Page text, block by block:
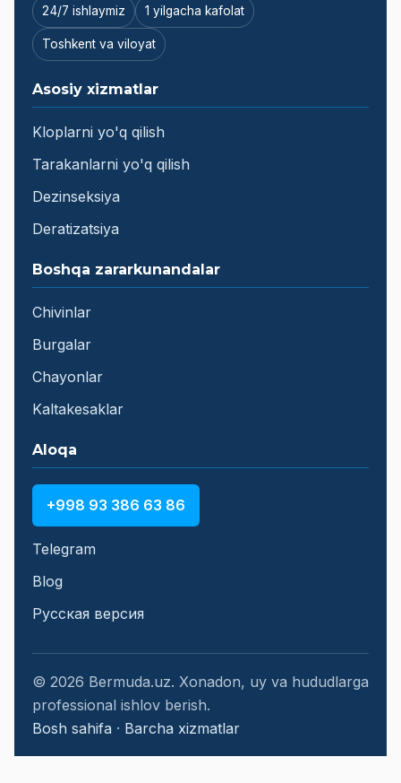
24/7 ishlaymiz 1 yilgacha kafolat
Toshkent va viloyat
Asosiy xizmatlar
Kloplarni yo'q qilish
Tarakanlarni yo'q qilish
Dezinseksiya
Deratizatsiya
Boshqa zararkunandalar
Chivinlar
Burgalar
Chayonlar
Kaltakesaklar
Aloqa
+998 93 386 63 86
Telegram
Blog
Русская версия
© 2026 Bermuda.uz. Xonadon, uy va hududlarga
professional ishlov berish.
Bosh sahifa · Barcha xizmatlar